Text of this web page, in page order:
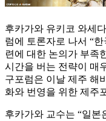
후카가와 유키코 와세
럼에 토론자로 나서 “
련에 대한 논의가 부족
시간을 버는 전략이 매
구포럼은 이날 제주 해
화와 번영을 위한 제주
후카가와 교수는 “일본